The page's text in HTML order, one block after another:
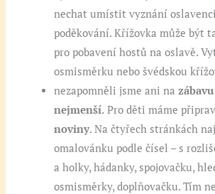
nechat umístit vyznání
poděkování. Křížovka může být
pro pobavení hostů na oslavě.
osmisměrku nebo švédskou
nezapomněli jsme ani na
nejmenší. Pro děti máme
noviny. Na čtyřech stránkách
omalovánku podle čísel – s
a holky, hádanky, spojovačku,
osmisměrky, doplňovačku. Tím